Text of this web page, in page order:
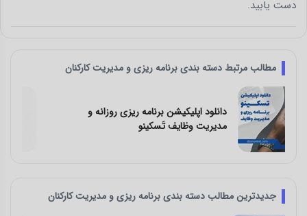
دست یابید.
مطالب مرتبط دسته بندی برنامه ریزی و مدیریت کارکنان
معرفی بهترین اپلیکیشن و نرم افزار برنامه
ریزی و مدیریت کارها
جدیدترین مطالب دسته بندی برنامه ریزی و مدیریت کارکنان